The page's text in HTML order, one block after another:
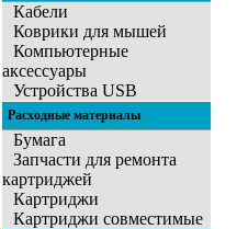
Кабели
Коврики для мышей
Компьютерные
аксессуары
Устройства USB
Расходные материалы
Бумага
Запчасти для ремонта
картриджей
Картриджи
Картриджи совместимые